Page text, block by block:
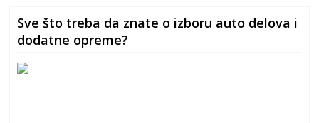
Sve što treba da znate o izboru auto delova i
dodatne opreme?